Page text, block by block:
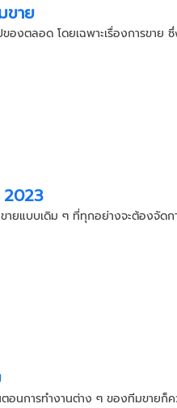
ขาย
ตลอด โดยเฉพาะเรื่องการขาย
ายแบบเดิม ๆ ที่ทุกอย่างจะต้องจัด
ตอนการทำงานต่าง ๆ ของทีมขาย